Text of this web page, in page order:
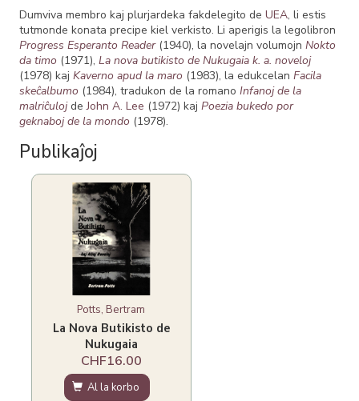
Dumviva membro kaj plurjardeka fakdelegito de UEA, li estis
tutmonde konata precipe kiel verkisto. Li aperigis la legolibron
Progress Esperanto Reader(1940), la novelajn volumojn Nokto
da timo (1971), La nova butikisto de Nukugaia k. a. noveloj
(1978) kaj Kaverno apud la maro (1983), la edukcelan Facila
skeĉalbumo (1984), tradukon de la romano Infanoj de la
malriĉulojdeJohn A. Lee (1972) kaj Poezia bukedo por
geknaboj de la mondo (1978).
Publikaĵoj
Potts, Bertram
La Nova Butikisto de
Nukugaia
CHF16.00
Al la korbo